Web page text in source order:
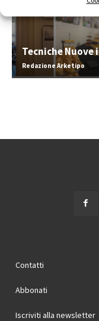
Tecniche Nuove
Redazione Arketipo
Contatti
Abbonati
Iscriviti alla newsletter